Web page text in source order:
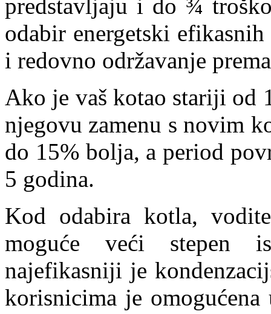
predstavljaju i do ¾
odabir energetski
i redovno održavanje
Ako je vaš kotao stariji od
njegovu zamenu s novim
do 15% bolja, a period
5 godina.
Kod odabira kotla,
moguće veći stepen
najefikasniji je
korisnicima je